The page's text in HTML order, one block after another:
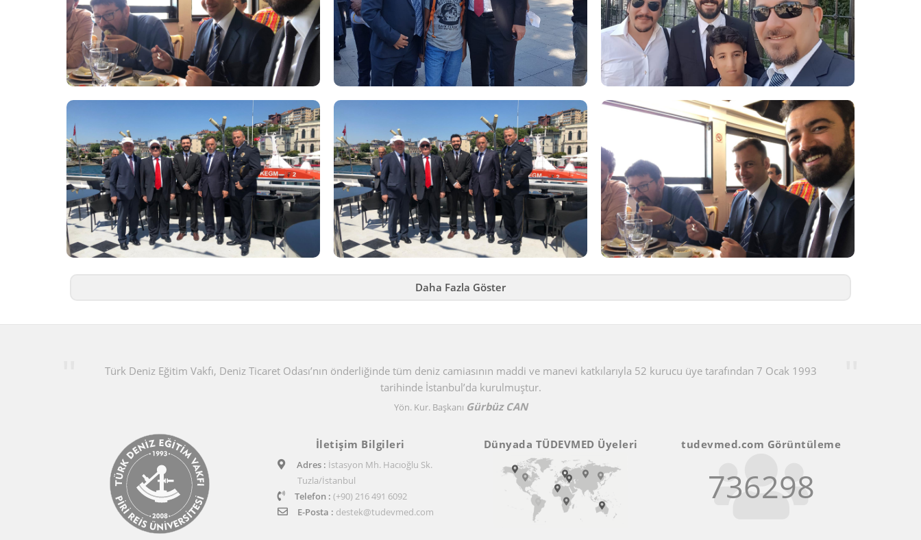
Daha Fazla Göster
Türk Deniz Eğitim Vakfı, Deniz Ticaret Odası’nın önderliğinde tüm deniz camiasının maddi ve manevi katkılarıyla 52 kurucu üye tarafından 7 Ocak 1993
tarihinde İstanbul’da kurulmuştur.
Yön. Kur. Başkanı Gürbüz CAN
İletişim Bilgileri
Adres : İstasyon Mh. Hacıoğlu Sk.
Tuzla/İstanbul
Telefon : (+90) 216 491 6092
E-Posta : destek@tudevmed.com
Dünyada TÜDEVMED Üyeleri tudevmed.com Görüntüleme
736298